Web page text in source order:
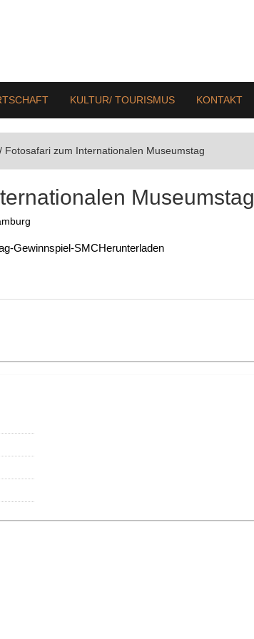
KULTUR/ TOURISMUS KONTAKT
/ Fotosafari zum Internationalen Museumstag
Museumstag
Gewinnspiel-SMCHerunterladen